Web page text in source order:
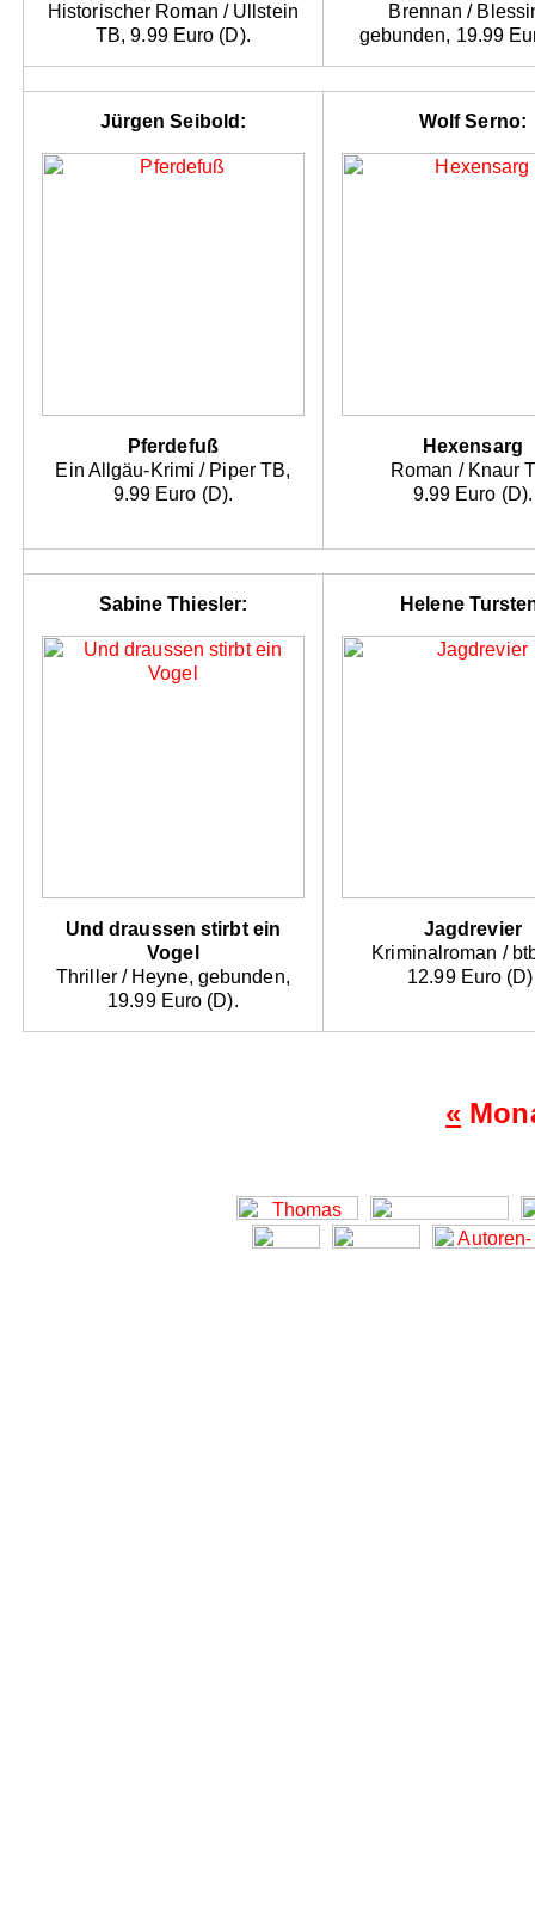
Historischer Roman / Ullstein
TB, 9.99 Euro (D).
Brennan /
gebunden, 19.99
Jürgen Seibold:
Pferdefuß
Ein Allgäu-Krimi / Piper TB,
9.99 Euro (D).
Wolf Serno:
Hexensarg
Roman / Knaur
9.99 Euro (D).
Sabine Thiesler:
Und draussen stirbt ein
Vogel
Thriller / Heyne, gebunden,
19.99 Euro (D).
Helene
Jagdrevier
Kriminalroman /
12.99 Euro
«